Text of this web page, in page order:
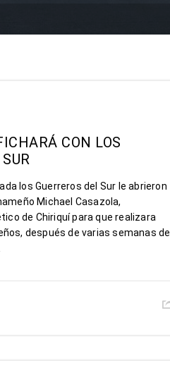
CON LOS
los Guerreros del Sur le abrieron
Michael Casazola,
de Chiriquí para que realizara
después de varias semanas de